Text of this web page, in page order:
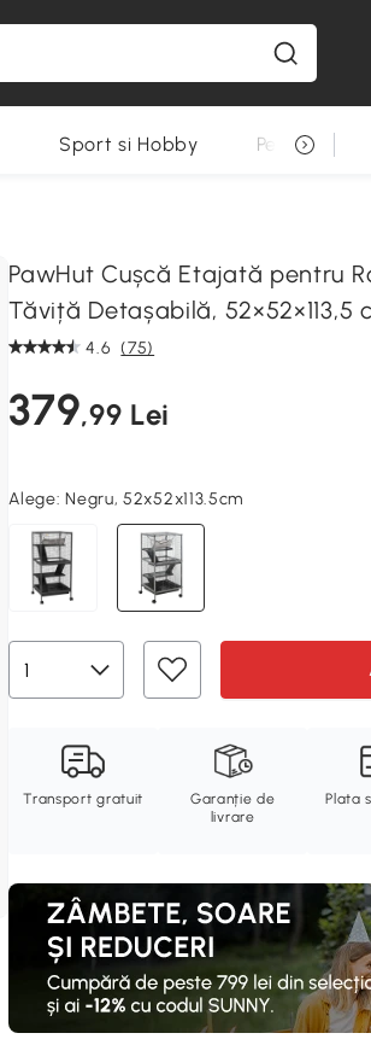
Sport si Hobby Pentru
PawHut Cușcă Etajată pentru
Tăviță Detașabilă, 52×52×113,5
4.6 (75)
379,99 Lei
Alege:Negru, 52x52x113.5cm
Transport gratuit
Garanție de
livrare
Plata